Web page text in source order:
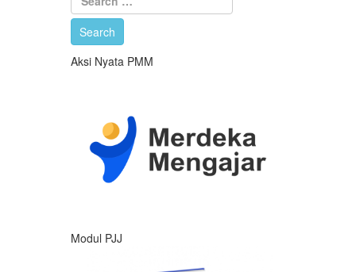
Aksi Nyata PMM
Modul PJJ